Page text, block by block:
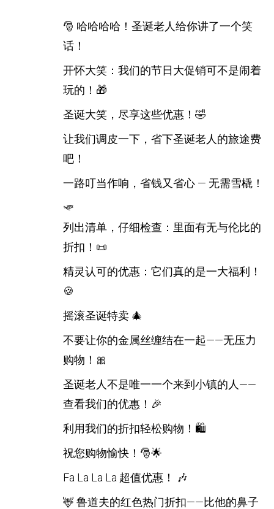
🎅 哈哈哈哈！圣诞老人给你讲了一个笑
话！
开怀大笑：我们的节日大促销可不是闹着
玩的！🎁
圣诞大笑，尽享这些优惠！🤣
让我们调皮一下，省下圣诞老人的旅途费
吧！
一路叮当作响，省钱又省心 — 无需雪橇！
🛷
列出清单，仔细检查：里面有无与伦比的
折扣！📜
精灵认可的优惠：它们真的是一大福利！
🍪
摇滚圣诞特卖 🎄
不要让你的金属丝缠结在一起——无压力
购物！🎀
圣诞老人不是唯一一个来到小镇的人——
查看我们的优惠！🎉
利用我们的折扣轻松购物！🛍️
祝您购物愉快！🎅🌟
Fa La La La 超值优惠！ 🎶
🦌 鲁道夫的红色热门折扣——比他的鼻子